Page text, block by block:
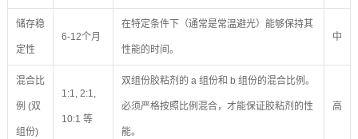
储存稳
定性
6-12个月
在特定条件下（通常是常温避光）能够保持其
性能的时间。
中
混合比
例 (双
组份)
1:1, 2:1,
10:1 等
双组份胶粘剂的 a 组份和 b 组份的混合比例。
必须严格按照比例混合，才能保证胶粘剂的性
能。
高